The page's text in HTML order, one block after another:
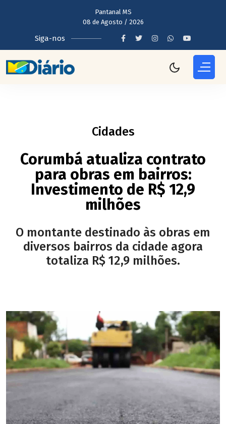
Pantanal MS
08 de Agosto / 2026
Siga-nos
Cidades
Corumbá atualiza contrato
para obras em bairros:
Investimento de R$ 12,9
milhões
O montante destinado às obras em
diversos bairros da cidade agora
totaliza R$ 12,9 milhões.